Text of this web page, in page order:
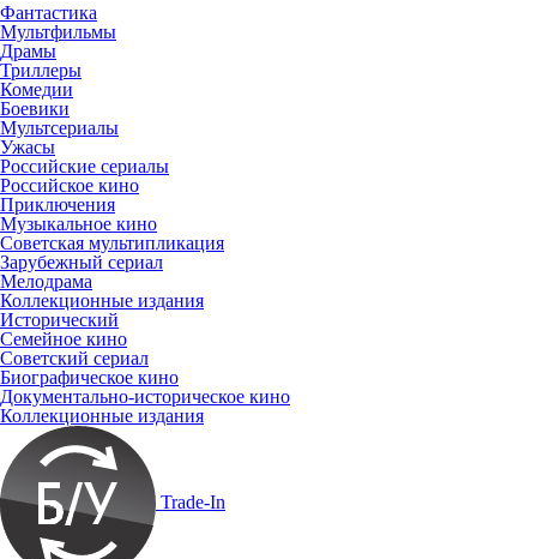
Фантастика
Мультфильмы
Драмы
Триллеры
Комедии
Боевики
Мультсериалы
Ужасы
Российские сериалы
Российское кино
Приключения
Музыкальное кино
Советская мультипликация
Зарубежный сериал
Мелодрама
Коллекционные издания
Исторический
Семейное кино
Советский сериал
Биографическое кино
Документально-историческое кино
Коллекционные издания
Trade-In